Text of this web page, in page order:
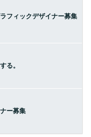
フィックデザイナー募集
る。
ー募集